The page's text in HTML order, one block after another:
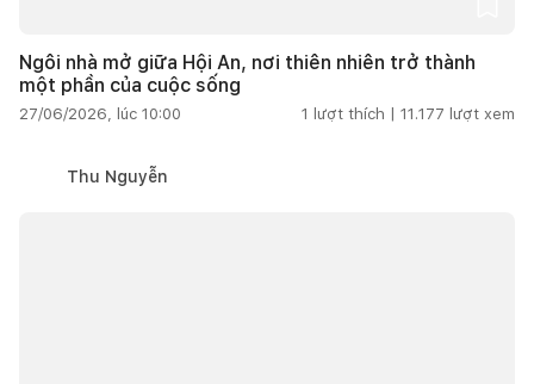
Ngôi nhà mở giữa Hội An, nơi thiên nhiên trở thành
một phần của cuộc sống
27/06/2026, lúc 10:00 1 lượt thích | 11.177 lượt xem
Thu Nguyễn